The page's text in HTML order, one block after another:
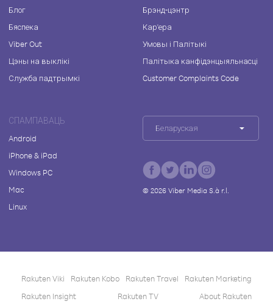
Блог
Бяспека
Viber Out
Цэны на выклікі
Служба падтрымкі
Брэнд-цэнтр
Кар'ера
Умовы і Палітыкі
Палітыка канфідэнцыяльнасці
Customer Complaints Code
СПАМПАВАЦЬ
Android
iPhone & iPad
Windows PC
Mac
Linux
Беларуская
© 2026Viber Media S.à r.l.
Rakuten Viki Rakuten Kobo Rakuten Travel
Rakuten Marketing
Rakuten Insight
Rakuten TV About Rakuten